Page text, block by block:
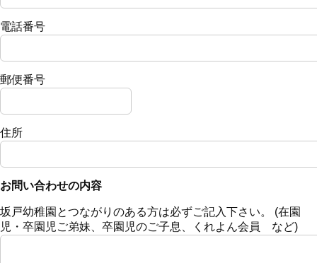
電話番号
郵便番号
住所
お問い合わせの内容
坂戸幼稚園とつながりのある方は必ずご記入下さい。 (在園
児・卒園児ご弟妹、卒園児のご子息、くれよん会員 など)